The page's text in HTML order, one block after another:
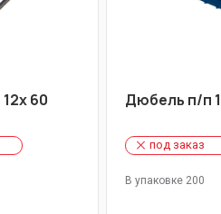
60 Дюбель п/п
под заказ
В упаковке 200